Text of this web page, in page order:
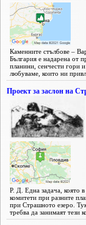
Каменните стълбове –
България е надарена от
планини, сенчести гори
любуваме, които ни
Проект за заслон на
Р. Д. Една задача, която
комитети при разните
при Страшното езеро.
требва да занимаят тези